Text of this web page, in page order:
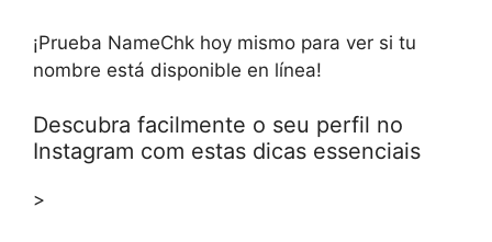
¡Prueba NameChk hoy mismo para ver si tu
nombre está disponible en línea!
Descubra facilmente o seu perfil no
Instagram com estas dicas essenciais
>